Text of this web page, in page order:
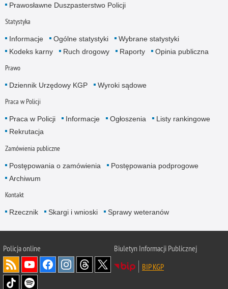
Prawosławne Duszpasterstwo Policji
Statystyka
Informacje Ogólne statystyki
Wybrane statystyki
Kodeks karny
Ruch drogowy Raporty Opinia publiczna
Prawo
Dziennik Urzędowy KGP Wyroki sądowe
Praca w Policji
Praca w Policji Informacje Ogłoszenia
Listy rankingowe
Rekrutacja
Zamówienia publiczne
Postępowania o zamówienia
Postępowania podprogowe
Archiwum
Kontakt
Rzecznik Skargi i wnioski Sprawy weteranów
Policjaonline
Biuletyn Informacji Publicznej
BIP KGP